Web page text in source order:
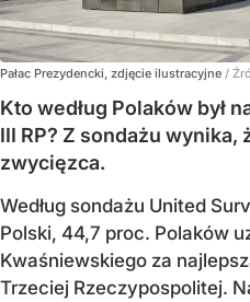
Pałac Prezydencki, zdjęcie ilustracyjne /
Kto według Polaków był
III RP? Z sondażu wynika,
zwycięzca.
Według sondażu United
Polski, 44,7 proc. Polaków
Kwaśniewskiego za
Trzeciej Rzeczypospolitej.